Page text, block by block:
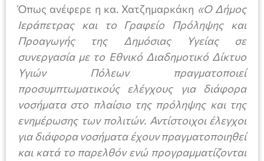
Όπως ανέφερε η κα. Χατζημαρκάκη «Ο Δήμος
Ιεράπετρας και το Γραφείο Πρόληψης και
Προαγωγής της Δημόσιας Υγείας σε
συνεργασία με το Εθνικό Διαδημοτικό Δίκτυο
Υγιών Πόλεων πραγματοποιεί
προσυμπτωματικούς ελέγχους για διάφορα
νοσήματα στο πλαίσιο της πρόληψης και της
ενημέρωσης των πολιτών. Αντίστοιχοι έλεγχοι
για διάφορα νοσήματα έχουν πραγματοποιηθεί
και κατά το παρελθόν ενώ προγραμματίζονται